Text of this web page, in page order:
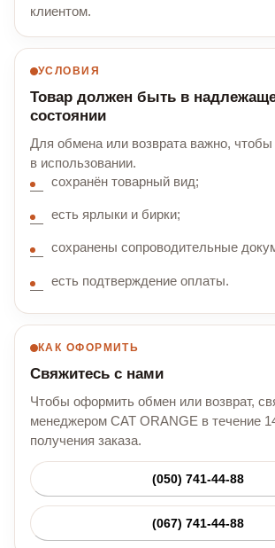
клиентом.
УСЛОВИЯ
Товар должен быть в
состоянии
Для обмена или возврата важно,
в использовании.
сохранён товарный вид;
есть ярлыки и бирки;
сохранены сопроводительные
есть подтверждение оплаты.
КАК ОФОРМИТЬ
Свяжитесь с нами
Чтобы оформить обмен или возврат,
менеджером CAT ORANGE в течение
получения заказа.
(050) 741-44-88
(067) 741-44-88